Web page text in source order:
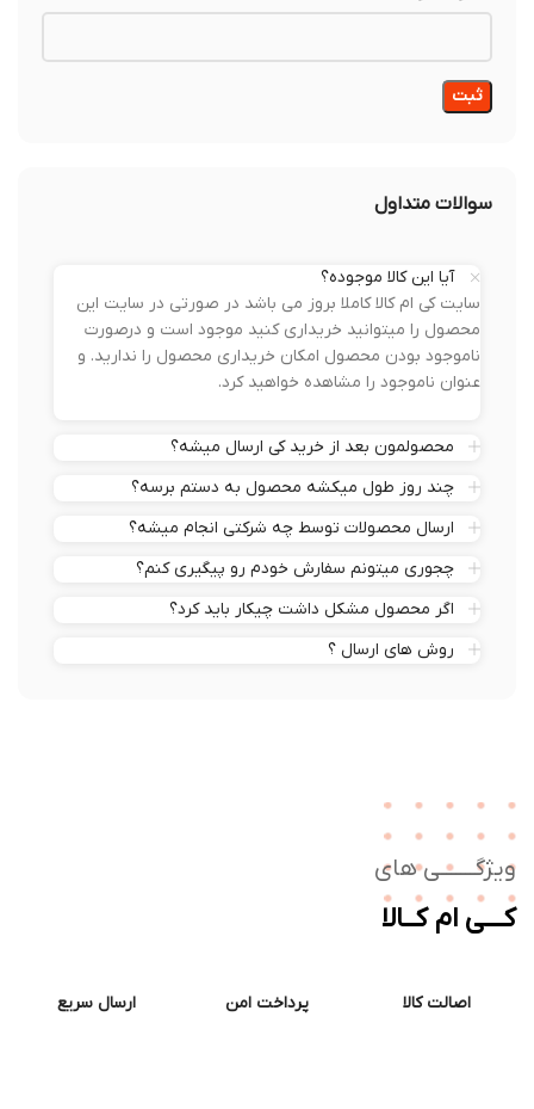
سوالات متداول
آیا این کالا موجوده؟
سایت کی ام کالا کاملا بروز می باشد در صورتی در سایت این
محصول را میتوانید خریداری کنید موجود است و درصورت
ناموجود بودن محصول امکان خریداری محصول را ندارید. و
عنوان ناموجود را مشاهده خواهید کرد.
محصولمون بعد از خرید کی ارسال میشه؟
چند روز طول میکشه محصول به دستم برسه؟
ارسال محصولات توسط چه شرکتی انجام میشه؟
چجوری میتونم سفارش خودم رو پیگیری کنم؟
اگر محصول مشکل داشت چیکار باید کرد؟
روش های ارسال ؟
های
ام کــالا
اصالت کالا پرداخت امن ارسال سریع